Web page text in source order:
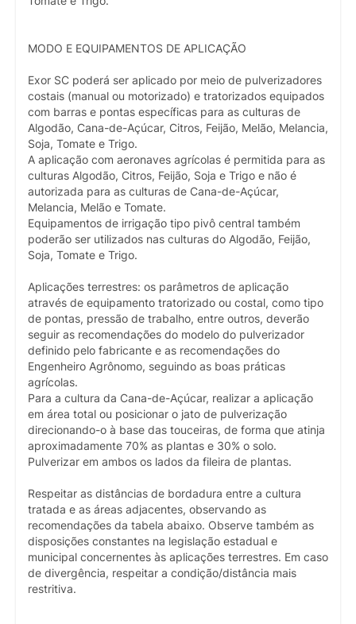
MODO E EQUIPAMENTOS DE APLICAÇÃO
Exor SC poderá ser aplicado por meio de pulverizadores
costais (manual ou motorizado) e tratorizados equipados
com barras e pontas específicas para as culturas de
Algodão, Cana-de-Açúcar, Citros, Feijão, Melão, Melancia,
Soja, Tomate e Trigo.
A aplicação com aeronaves agrícolas é permitida para as
culturas Algodão, Citros, Feijão, Soja e Trigo e não é
autorizada para as culturas de Cana-de-Açúcar,
Melancia, Melão e Tomate.
Equipamentos de irrigação tipo pivô central também
poderão ser utilizados nas culturas do Algodão, Feijão,
Soja, Tomate e Trigo.
Aplicações terrestres: os parâmetros de aplicação
através de equipamento tratorizado ou costal, como tipo
de pontas, pressão de trabalho, entre outros, deverão
seguir as recomendações do modelo do pulverizador
definido pelo fabricante e as recomendações do
Engenheiro Agrônomo, seguindo as boas práticas
agrícolas.
Para a cultura da Cana-de-Açúcar, realizar a aplicação
em área total ou posicionar o jato de pulverização
direcionando-o à base das touceiras, de forma que atinja
aproximadamente 70% as plantas e 30% o solo.
Pulverizar em ambos os lados da fileira de plantas.
Respeitar as distâncias de bordadura entre a cultura
tratada e as áreas adjacentes, observando as
recomendações da tabela abaixo. Observe também as
disposições constantes na legislação estadual e
municipal concernentes às aplicações terrestres. Em caso
de divergência, respeitar a condição/distância mais
restritiva.